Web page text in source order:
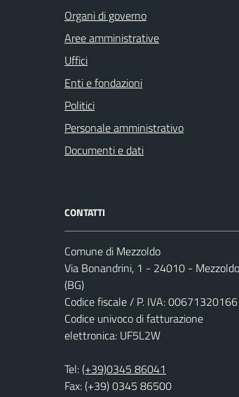
Organi di governo
Aree amministrative
Uffici
Enti e fondazioni
Politici
Personale amministrativo
Documenti e dati
CONTATTI
Comune di Mezzoldo
Via Bonandrini, 1 - 24010 - Mezzoldo
(BG)
Codice fiscale / P. IVA: 00671320166
Codice univoco di fatturazione
elettronica: UF5L2W
Tel:(+39)0345 86041
Fax: (+39) 0345 86500